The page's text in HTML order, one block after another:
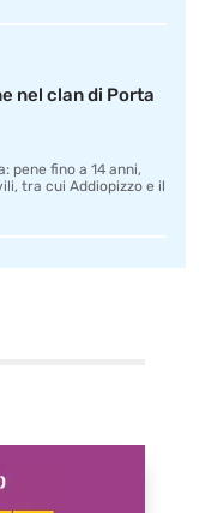
nel clan di Porta
pene fino a 14 anni,
tra cui Addiopizzo e il